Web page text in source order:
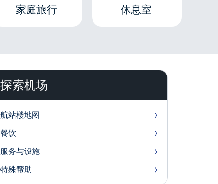
家庭旅行 休息室
探索机场
航站楼地图
餐饮
服务与设施
特殊帮助